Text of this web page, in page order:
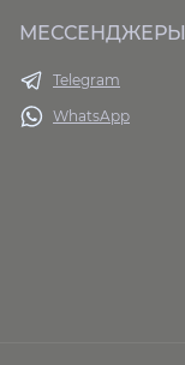
МЕССЕНДЖЕРЫ
Telegram
WhatsApp